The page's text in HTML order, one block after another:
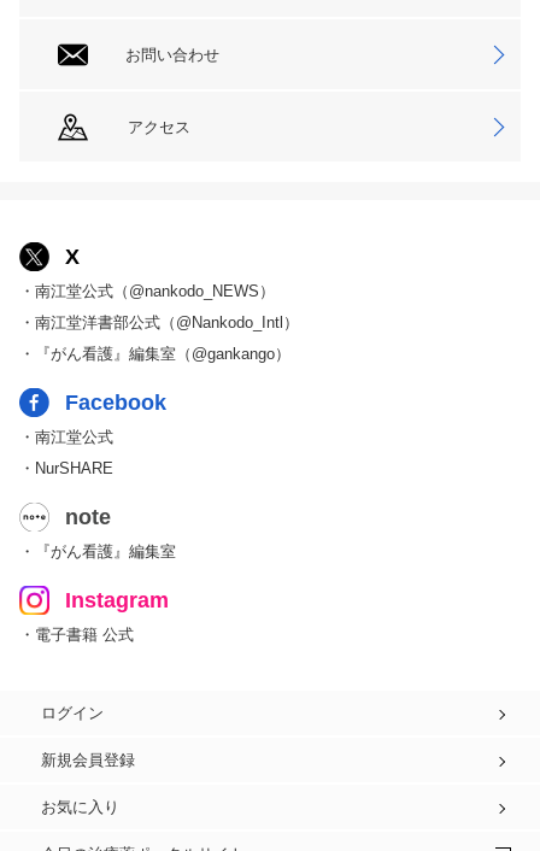
お問い合わせ
アクセス
X
・南江堂公式（@nankodo_NEWS）
・南江堂洋書部公式（@Nankodo_Intl）
・『がん看護』編集室（@gankango）
Facebook
・南江堂公式
・NurSHARE
note
・『がん看護』編集室
Instagram
・電子書籍 公式
ログイン
新規会員登録
お気に入り